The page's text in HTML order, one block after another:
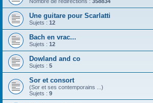
Une guitare pour Scarlatti
Sujets : 12
Bach en vrac...
Sujets : 12
Dowland and co
Sujets : 5
Sor et consort
(Sor et ses contemporains ...)
Sujets : 9